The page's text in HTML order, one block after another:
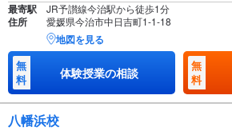
最寄駅 JR予讃線今治駅から徒歩1分
住所 愛媛県今治市中日吉町1-1-18
地図を見る
無
料
体験授業の相談
無
料
八幡浜校